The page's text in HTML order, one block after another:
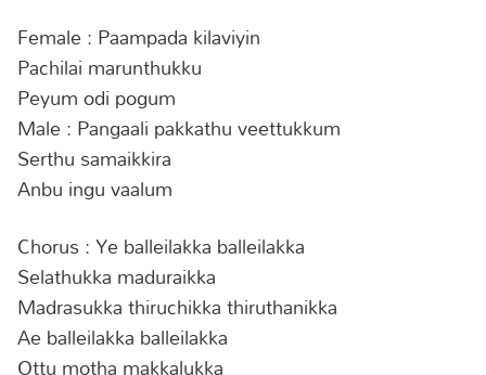
Female : Paampada kilaviyin
Pachilai marunthukku
Peyum odi pogum
Male : Pangaali pakkathu veettukkum
Serthu samaikkira
Anbu ingu vaalum
Chorus : Ye balleilakka balleilakka
Selathukka maduraikka
Madrasukka thiruchikka thiruthanikka
Ae balleilakka balleilakka